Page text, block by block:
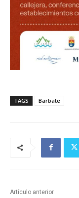
TAGS Barbate
Artículo anterior